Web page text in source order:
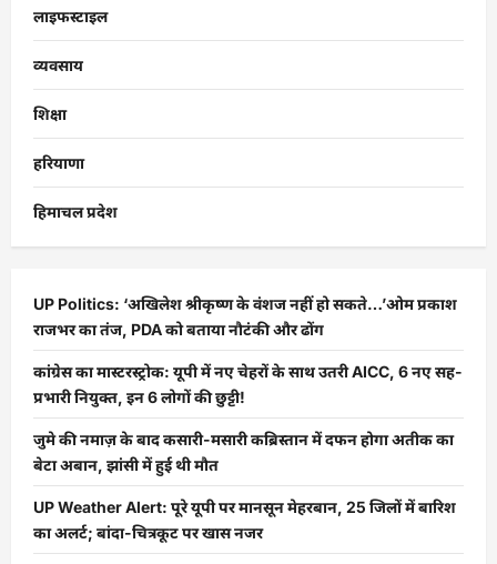
लाइफस्टाइल
व्यवसाय
शिक्षा
हरियाणा
हिमाचल प्रदेश
UP Politics: ‘अखिलेश श्रीकृष्ण के वंशज नहीं हो सकते…’ओम प्रकाश
राजभर का तंज, PDA को बताया नौटंकी और ढोंग
कांग्रेस का मास्टरस्ट्रोक: यूपी में नए चेहरों के साथ उतरी AICC, 6 नए सह-
प्रभारी नियुक्त, इन 6 लोगों की छुट्टी!
जुमे की नमाज़ के बाद कसारी-मसारी कब्रिस्तान में दफन होगा अतीक का
बेटा अबान, झांसी में हुई थी मौत
UP Weather Alert: पूरे यूपी पर मानसून मेहरबान, 25 जिलों में बारिश
का अलर्ट; बांदा-चित्रकूट पर खास नजर